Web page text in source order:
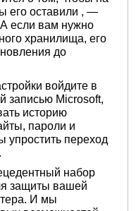
его оставили , —
А если вам нужно
хранилища, его
до
войдите в
записью Microsoft,
историю
пароли и
упростить переход
набор
защиты вашей
И мы